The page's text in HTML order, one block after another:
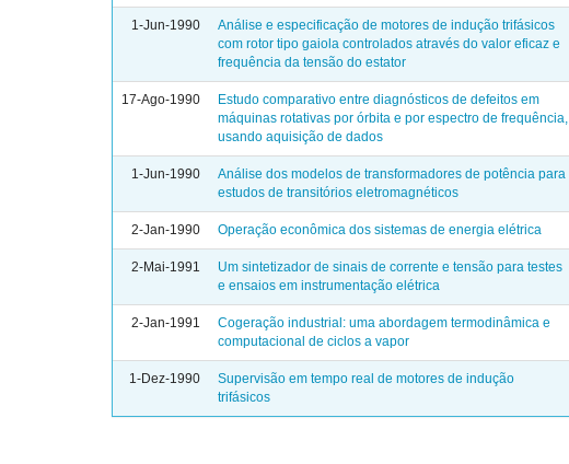
1-Jun-1990
Análise e especificação de motores de indução trifásicos
com rotor tipo gaiola controlados através do valor eficaz e
frequência da tensão do estator
17-Ago-1990
Estudo comparativo entre diagnósticos de defeitos em
máquinas rotativas por órbita e por espectro de frequência,
usando aquisição de dados
1-Jun-1990
Análise dos modelos de transformadores de potência para
estudos de transitórios eletromagnéticos
2-Jan-1990 Operação econômica dos sistemas de energia elétrica
2-Mai-1991
Um sintetizador de sinais de corrente e tensão para testes
e ensaios em instrumentação elétrica
2-Jan-1991
Cogeração industrial: uma abordagem termodinâmica e
computacional de ciclos a vapor
1-Dez-1990
Supervisão em tempo real de motores de indução
trifásicos